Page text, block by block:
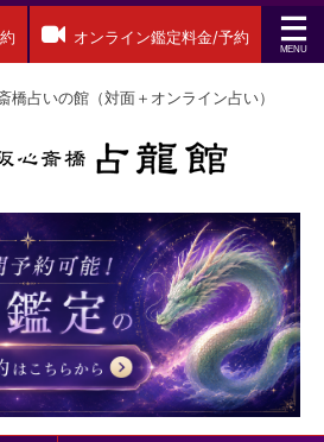
オンライン鑑定料金/予約
橋占いの館（対面＋オンライン占い）